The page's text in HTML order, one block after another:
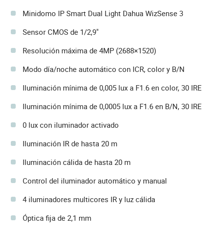
Minidomo IP Smart Dual Light Dahua WizSense 3
Sensor CMOS de 1/2,9"
Resolución máxima de 4MP (2688×1520)
Modo día/noche automático con ICR, color y B/N
Iluminación mínima de 0,005 lux a F1.6 en color, 30 IRE
Iluminación mínima de 0,0005 lux a F1.6 en B/N, 30 IRE
0 lux con iluminador activado
Iluminación IR de hasta 20 m
Iluminación cálida de hasta 20 m
Control del iluminador automático y manual
4 iluminadores multicores IR y luz cálida
Óptica fija de 2,1 mm